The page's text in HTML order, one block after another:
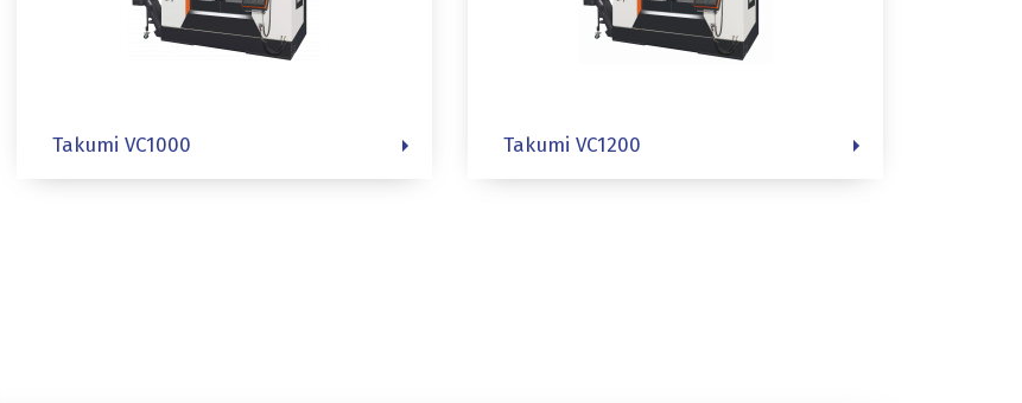
Takumi VC1000 Takumi VC1200